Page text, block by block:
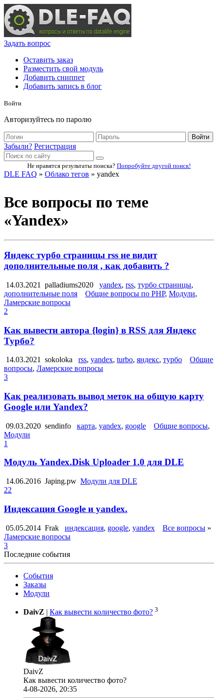
Задать вопрос
Оставить заказ
Разместить свой модуль
Добавить сниппет
Добавить запись в блог
Войти
Авторизуйтесь по паролю
Войти
Забыли? Регистрация
Не нравятся результаты поиска? Попробуйте другой поиск!
DLE FAQ » Облако тегов » yandex
Все вопросы по теме
«Yandex»
Яндекс турбо страницы rss не видит
дополнительные поля , как добавить ?
14.03.2021 palladiums2020 yandex, rss, турбо страницы,
дополнительные поля
Общие вопросы по PHP, Модули,
Ламерские вопросы
2
Как вывести автора {login} в RSS для Яндекс
Турбо?
14.03.2021 sokoloka rss, yandex, turbo, яндекс, турбо
Общие
вопросы, Ламерские вопросы
3
Как реализовать вывод меток на общую карту
Google или Yandex?
09.03.2020 sendinfo карта, yandex, google Общие вопросы,
Модули
1
Модуль Yandex.Disk Uploader 1.0 для DLE
14.06.2016 Japing.pw Модули для DLE
22
Индексация Google и yandex.
05.05.2014 Frak индексация, google, yandex Все вопросы »
Ламерские вопросы
3
Последние события
События
Заказы
Модули
DaivZ | Как вывести количество фото? 3
DaivZ
Как вывести количество фото?
4-08-2026, 20:35